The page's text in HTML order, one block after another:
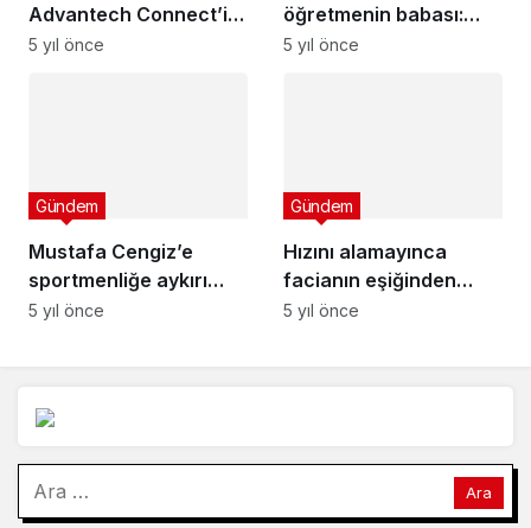
Advantech Connect’in
yerel etkinliğinde bir
5 yıl önce
öğretmenin babası:
Oğlum 24 Kasım'ı 1
5 yıl önce
Mustafa Cengiz’e
sportmenliğe aykırı
açıklamaları sebebiyle
Gündem
5 yıl önce
Hızını alamayınca
facianın eşiğinden
döndü
Gündem
5 yıl önce